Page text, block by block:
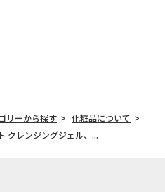
リーから探す
化粧品について
クレンジングジェル、...